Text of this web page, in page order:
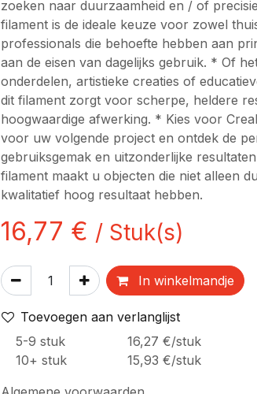
zoeken naar duurzaamheid en / of
filament is de ideale keuze voor zowel
professionals die behoefte hebben aan
aan de eisen van dagelijks gebruik. * Of
onderdelen, artistieke creaties of
dit filament zorgt voor scherpe, heldere
hoogwaardige afwerking. * Kies voor
voor uw volgende project en ontdek de
gebruiksgemak en uitzonderlijke
filament maakt u objecten die niet alleen
kwalitatief hoog resultaat hebben.
16,77 € / Stuk(s)
In winkelmandje
Toevoegen aan verlanglijst
5-9 stuk 16,27 €/stuk
10+ stuk 15,93 €/stuk